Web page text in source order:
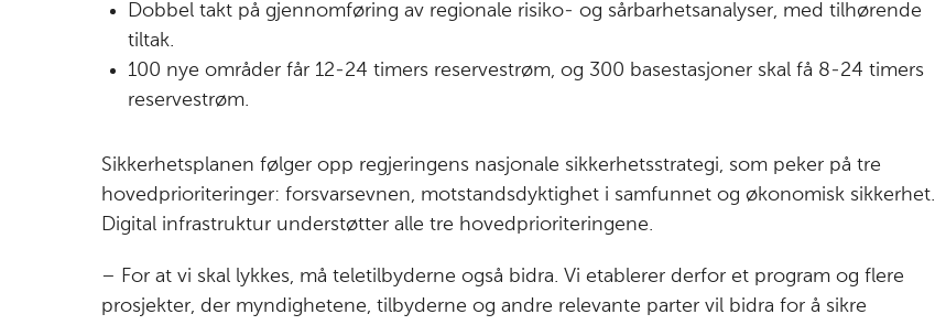
Dobbel takt på gjennomføring av regionale risiko- og sårbarhetsanalyser, med tilhørende
tiltak.
100 nye områder får 12-24 timers reservestrøm, og 300 basestasjoner skal få 8-24 timers
reservestrøm.
Sikkerhetsplanen følger opp regjeringens nasjonale sikkerhetsstrategi, som peker på tre
hovedprioriteringer: forsvarsevnen, motstandsdyktighet i samfunnet og økonomisk sikkerhet.
Digital infrastruktur understøtter alle tre hovedprioriteringene.
– For at vi skal lykkes, må teletilbyderne også bidra. Vi etablerer derfor et program og flere
prosjekter, der myndighetene, tilbyderne og andre relevante parter vil bidra for å sikre